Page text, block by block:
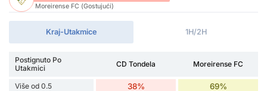
Moreirense FC (Gostujući)
Kraj-Utakmice 1H/2H
Postignuto Po
Utakmici
CD Tondela Moreirense FC
Više od 0.5 38% 69%